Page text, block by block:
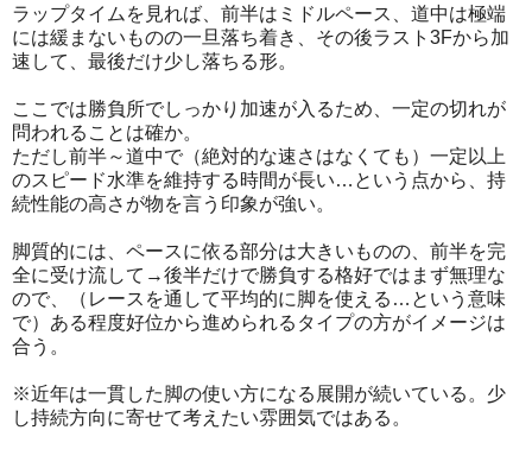
ラップタイムを見れば、前半はミドルペース、道中は極端
には緩まないものの一旦落ち着き、その後ラスト3Fから加
速して、最後だけ少し落ちる形。
ここでは勝負所でしっかり加速が入るため、一定の切れが
問われることは確か。
ただし前半～道中で（絶対的な速さはなくても）一定以上
のスピード水準を維持する時間が長い…という点から、持
続性能の高さが物を言う印象が強い。
脚質的には、ペースに依る部分は大きいものの、前半を完
全に受け流して→後半だけで勝負する格好ではまず無理な
ので、（レースを通して平均的に脚を使える…という意味
で）ある程度好位から進められるタイプの方がイメージは
合う。
※近年は一貫した脚の使い方になる展開が続いている。少
し持続方向に寄せて考えたい雰囲気ではある。